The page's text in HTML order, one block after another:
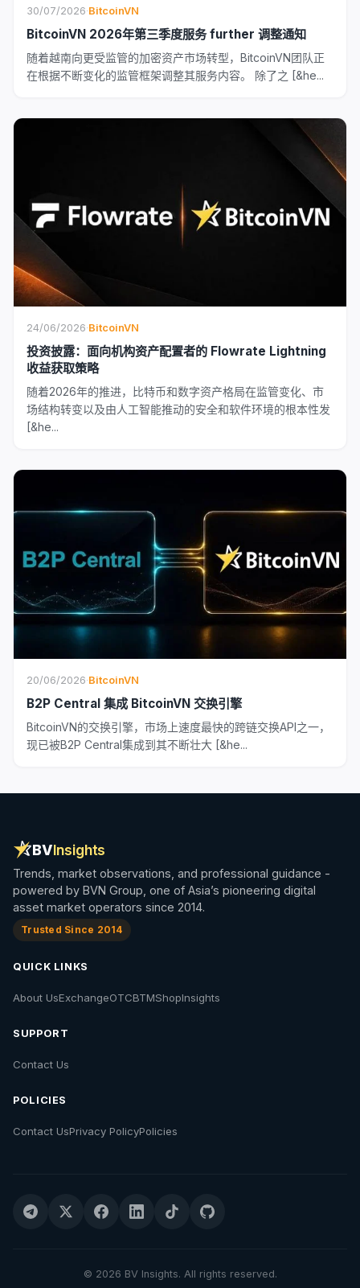
30/07/2026·BitcoinVN
BitcoinVN 2026年第三季度服务 further 调整通知
随着越南向更受监管的加密资产市场转型，BitcoinVN团队正
在根据不断变化的监管框架调整其服务内容。 除了之 [&he...
24/06/2026·BitcoinVN
投资披露：面向机构资产配置者的 Flowrate Lightning
收益获取策略
随着2026年的推进，比特币和数字资产格局在监管变化、市
场结构转变以及由人工智能推动的安全和软件环境的根本性发
[&he...
20/06/2026·BitcoinVN
B2P Central 集成 BitcoinVN 交换引擎
BitcoinVN的交换引擎，市场上速度最快的跨链交换API之一，
现已被B2P Central集成到其不断壮大 [&he...
BVInsights
Trends, market observations, and professional guidance -
powered by BVN Group, one of Asia’s pioneering digital
asset market operators since 2014.
Trusted Since 2014
QUICK LINKS
About UsExchangeOTCBTMShopInsights
SUPPORT
Contact Us
POLICIES
Contact UsPrivacy PolicyPolicies
© 2026 BV Insights. All rights reserved.